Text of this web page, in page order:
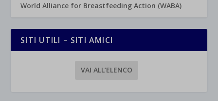
World Alliance for Breastfeeding Action (WABA)
SITI UTILI – SITI AMICI
VAI ALL’ELENCO